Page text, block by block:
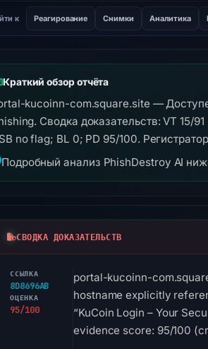
к Реагирование Снимки Аналитика
Краткий обзор отчёта
kucoinn-com.square.site —
Сводка доказательств: VT 15/
no flag; BL 0; PD 95/100.
Подробный анализ PhishDestroy AI
СВОДКА ДОКАЗАТЕЛЬСТВ
ССЫЛКА
8D8696AB
ОЦЕНКА
95/100
portal-kucoinn-
hostname explicitly
“KuCoin Login – Your
evidence score: 95/100